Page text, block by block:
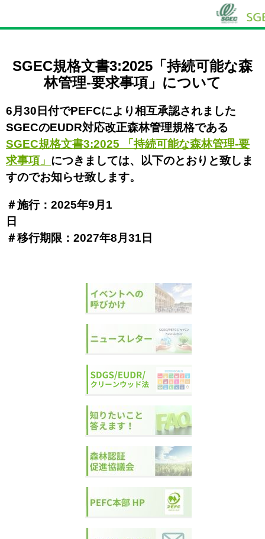
SGEC規格文書3:2025「持続可能な森
林管理-要求事項」について
6月30日付でPEFCにより相互承認されました
SGECのEUDR対応改正森林管理規格である
SGEC規格文書3:2025 「持続可能な森林管理-要
求事項」 につきましては、以下のとおりと致しま
すのでお知らせ致します。
＃施行：2025年9月1
＃移行期限：2027年8月31日